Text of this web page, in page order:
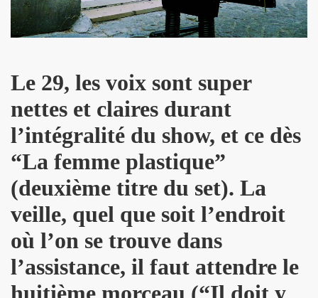
Le 29, les voix sont super
nettes et claires durant
l’intégralité du show, et ce dès
“La femme plastique”
(deuxième titre du set). La
veille, quel que soit l’endroit
où l’on se trouve dans
l’assistance, il faut attendre le
: ils ne se quitteront jamais", par FRANCOIS
DUVALL" (realise par Benjamin Schoos et Chris
"39 de fievre) de MARIE FRANCE ET LES
"1976-2016" le 22 avril 2016 aux RENDEZ VOUS D
chansons de JACQUES DUVALL) le 25 mars 2016 a l
Berlin" et "Sphynx") le 18 mars 2016 a l EMB de
DAUGA, JEAN-WILLIAM THOURY et VINCENT
+ concert le 5 decembre 2015 a LA
Modernes, album "Les visiteurs du soir" en 1981) par